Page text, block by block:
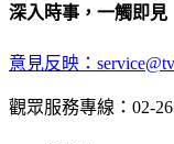
深入時事，一觸即見
意見反映：
觀眾服務專線：02-